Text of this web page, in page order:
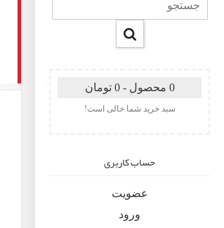
0 محصول - 0 تومان
سبد خرید شما خالی است!
حساب کاربری
عضویت
ورود